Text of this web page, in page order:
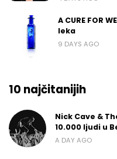
A CURE FOR
leka
9 DAYS AGO
10 najčitanijih
Nick Cave &
10.000 ljudi u
A DAY AGO